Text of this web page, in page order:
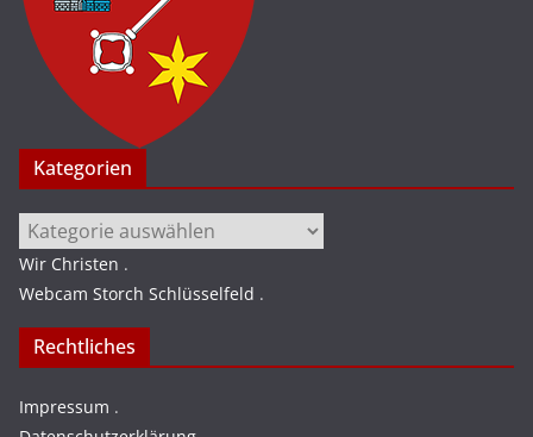
Kategorien
Kategorien
Wir Christen .
Webcam Storch Schlüsselfeld .
Rechtliches
Impressum .